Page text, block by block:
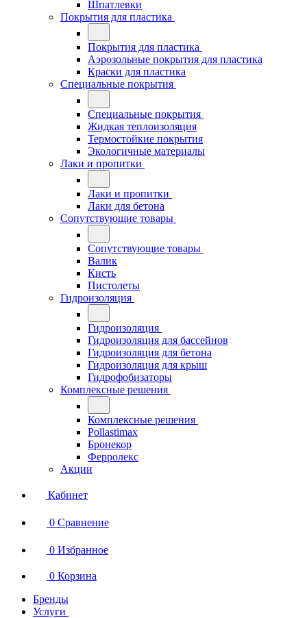
Шпатлевки
Покрытия для пластика
Покрытия для пластика
Аэрозольные покрытия для пластика
Краски для пластика
Специальные покрытия
Специальные покрытия
Жидкая теплоизоляция
Термостойкие покрытия
Экологичные материалы
Лаки и пропитки
Лаки и пропитки
Лаки для бетона
Сопутствующие товары
Сопутствующие товары
Валик
Кисть
Пистолеты
Гидроизоляция
Гидроизоляция
Гидроизоляция для бассейнов
Гидроизоляция для бетона
Гидроизоляция для крыш
Гидрофобизаторы
Комплексные решения
Комплексные решения
Pollastimax
Бронекор
Ферролекс
Акции
Кабинет
0 Сравнение
0 Избранное
0 Корзина
Бренды
Услуги